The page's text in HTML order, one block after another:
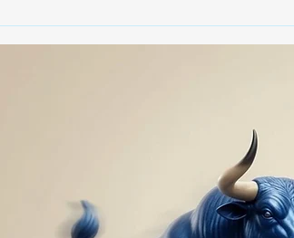
🚨🚔 CAPTURAN EN PUEBLA
A PRESUNTO